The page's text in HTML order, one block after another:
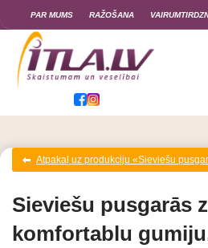
PAR MUMS RAŽOŠANA
Atpakaļ uz produkciju «Sieviešu
Sieviešu pusgarās
komfortablu